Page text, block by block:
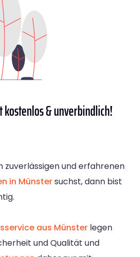
kostenlos & unverbindlich!
zuverlässigen und erfahrenen
in Münstersuchst, dann bist
aus Münster legen
und Qualität und